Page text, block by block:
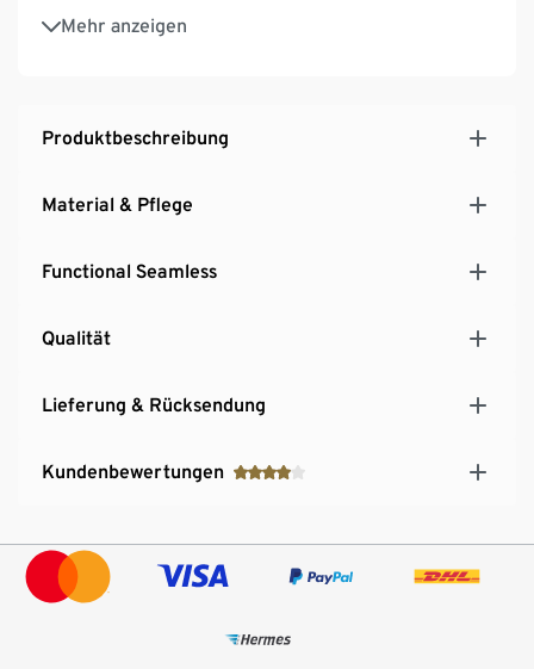
Mehr anzeigen
Leichte Raffung für eine feminine Ausschnittform
Mit Markenelasthan: formbeständig, perfekter Sitz
Produktbeschreibung
Material & Pflege
Functional Seamless
Qualität
Lieferung & Rücksendung
Kundenbewertungen